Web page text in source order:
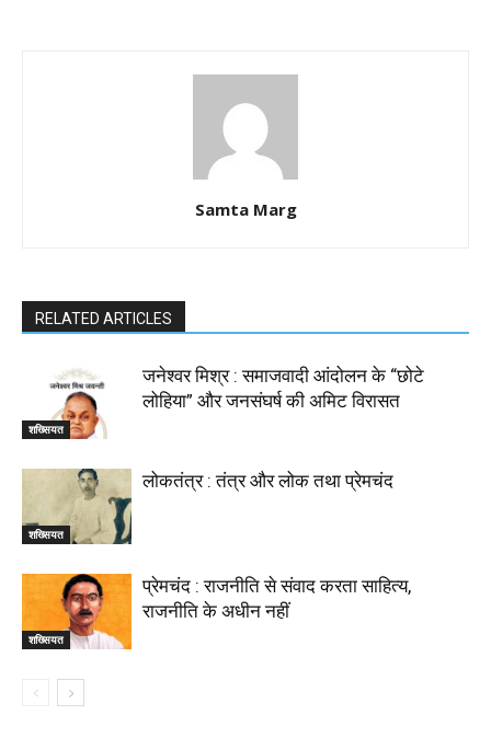
Samta Marg
RELATED ARTICLES
शख्सियत
जनेश्वर मिश्र : समाजवादी आंदोलन के “छोटे
लोहिया” और जनसंघर्ष की अमिट विरासत
शख्सियत
लोकतंत्र : तंत्र और लोक तथा प्रेमचंद
शख्सियत
प्रेमचंद : राजनीति से संवाद करता साहित्य,
राजनीति के अधीन नहीं